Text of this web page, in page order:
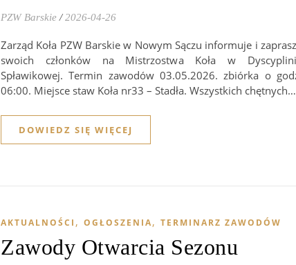
PZW Barskie / 2026-04-26
Zarząd Koła PZW Barskie w Nowym Sączu informuje i
swoich członków na Mistrzostwa Koła w
Spławikowej. Termin zawodów 03.05.2026. zbiórka o
06:00. Miejsce staw Koła nr33 – Stadła. Wszystkich chętnych…
DOWIEDZ SIĘ WIĘCEJ
AKTUALNOŚCI , OGŁOSZENIA, TERMINARZ ZAWODÓW
Zawody Otwarcia Sezonu